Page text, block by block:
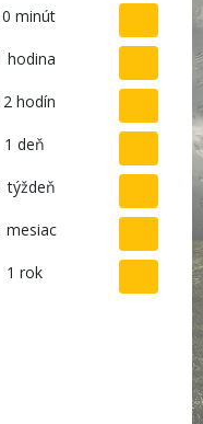
minút
hodina
hodín
1 deň
týždeň
mesiac
1 rok